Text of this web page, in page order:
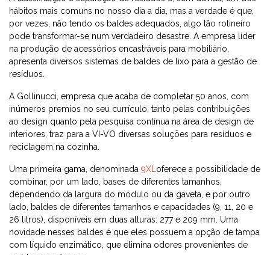
hábitos mais comuns no nosso dia a dia, mas a verdade é que,
por vezes, não tendo os baldes adequados, algo tão rotineiro
pode transformar-se num verdadeiro desastre. A empresa líder
na produção de acessórios encastráveis para mobiliário,
apresenta diversos sistemas de baldes de lixo para a gestão de
resíduos.
A Gollinucci, empresa que acaba de completar 50 anos, com
inúmeros premios no seu currículo, tanto pelas contribuições
ao design quanto pela pesquisa contínua na área de design de
interiores, traz para a VI-VO diversas soluções para resíduos e
reciclagem na cozinha.
Uma primeira gama, denominada 9XL oferece a possibilidade de
combinar, por um lado, bases de diferentes tamanhos,
dependendo da largura do módulo ou da gaveta, e por outro
lado, baldes de diferentes tamanhos e capacidades (9, 11, 20 e
26 litros), disponíveis em duas alturas: 277 e 209 mm. Uma
novidade nesses baldes é que eles possuem a opção de tampa
com líquido enzimático, que elimina odores provenientes de